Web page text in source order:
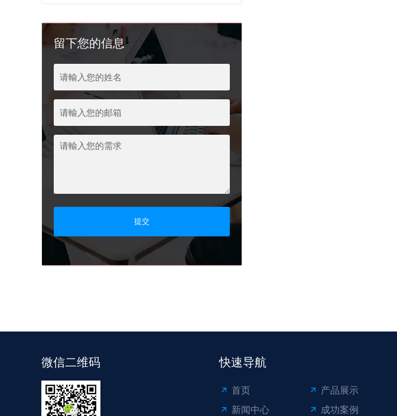
留下您的信息
提交
微信二维码 快速导航
首页
产品展示
新闻中心
成功案例